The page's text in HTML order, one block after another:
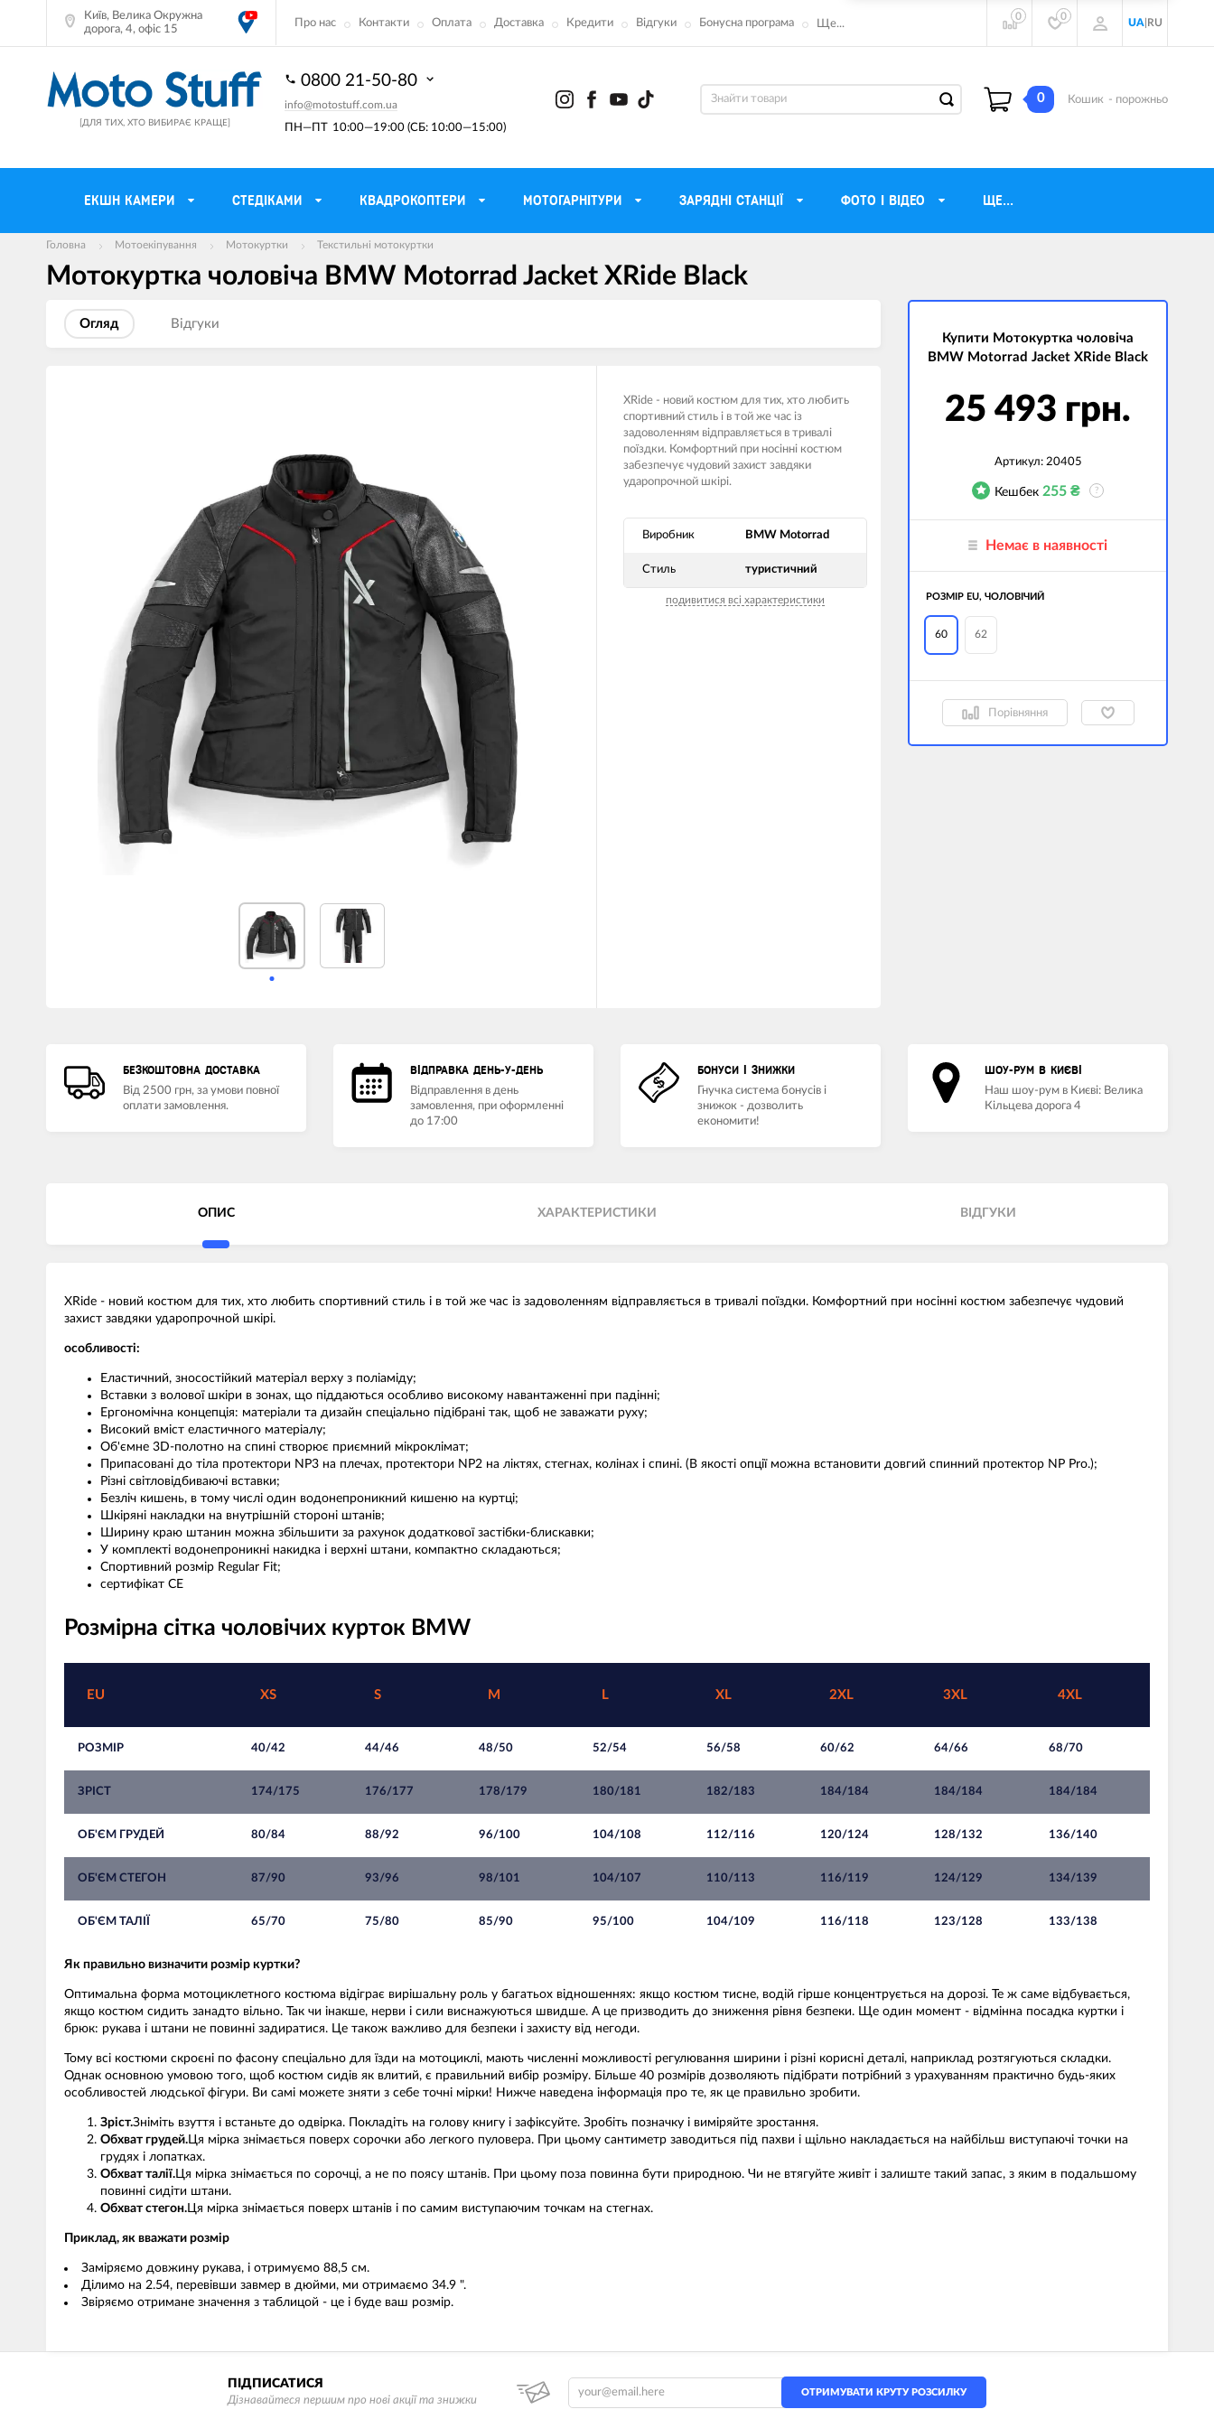
Київ, Велика Окружна
дорога, 4, офіс 15
Про нас Контакти Оплата Доставка Кредити Відгуки Бонусна програма Ще...
0 0
UA| RU
[ДЛЯ ТИХ, ХТО ВИБИРАЄ КРАЩЕ] ПН—ПТ 10:00—19:00 (СБ: 10:00—15:00)
0800 21-50-80
info@motostuff.com.ua 0 Кошик - порожньо
ЕКШН КАМЕРИ CТЕДІКАМИ КВАДРОКОПТЕРИ МОТОГАРНІТУРИ ЗАРЯДНІ СТАНЦІЇ ФОТО І ВІДЕО ЩЕ...
Мотошоломи
Мотокуртки
Термобілизна, балаклави,
Мотоекіпування ендуро
Функціональний одяг
Тримачі смартфону
Протиугінні системи мото
Мотодзеркала
Моторучки (гріпси)
Грузики керма
Мото сумки Wolfman для
Тубус для інструментів
Захист рук
Моторні масла для мотоцикла
Пропитки повітряного фільтра
Охолоджуюча рідина
Веб-камеры
Носимі гаджети
Рюкзаки та сумки
PowerBank (Зовнішні
акумулятори)
Інверторні генератори
Трехфазные генераторы
Авто GPS навігатори
Відеореєстратори
LED лампи головного світла
Диктофони та рекордери
Акустика
Головна Мотоекіпування Мотокуртки Текстильні мотокуртки
Мотокуртка чоловіча BMW Motorrad Jacket XRide Black
Огляд Вiдгуки
XRide - новий костюм для тих, хто любить
спортивний стиль і в той же час із
задоволенням відправляється в тривалі
поїздки. Комфортний при носінні костюм
забезпечує чудовий захист завдяки
ударопрочной шкірі.
Виробник BMW Motorrad
Стиль туристичний
подивитися всі характеристики
Купити Мотокуртка чоловіча
BMW Motorrad Jacket XRide Black
25 493 грн.
Артикул: 20405
Кешбек 255 ₴ ?
Немає в наявності
РОЗМІР EU, ЧОЛОВІЧИЙ
60 62
Порівняння
БЕЗКОШТОВНА ДОСТАВКА
Від 2500 грн, за умови повної
оплати замовлення.
ВІДПРАВКА ДЕНЬ-У-ДЕНЬ
Відправлення в день
замовлення, при оформленні
до 17:00
БОНУСИ І ЗНИЖКИ
Гнучка система бонусів і
знижок - дозволить
економити!
ШОУ-РУМ В КИЄВІ
Наш шоу-рум в Києві: Велика
Кільцева дорога 4
ОПИС ХАРАКТЕРИСТИКИ ВIДГУКИ
XRide - новий костюм для тих, хто любить спортивний стиль і в той же час із задоволенням відправляється в тривалі поїздки. Комфортний при носінні костюм забезпечує чудовий
захист завдяки ударопрочной шкірі.
особливості:
Еластичний, зносостійкий матеріал верху з поліаміду;
Вставки з волової шкіри в зонах, що піддаються особливо високому навантаженні при падінні;
Ергономічна концепція: матеріали та дизайн спеціально підібрані так, щоб не заважати руху;
Високий вміст еластичного матеріалу;
Об'ємне 3D-полотно на спині створює приємний мікроклімат;
Припасовані до тіла протектори NP3 на плечах, протектори NP2 на ліктях, стегнах, колінах і спині. (В якості опції можна встановити довгий спинний протектор NP Pro.);
Різні світловідбиваючі вставки;
Безліч кишень, в тому числі один водонепроникний кишеню на куртці;
Шкіряні накладки на внутрішній стороні штанів;
Ширину краю штанин можна збільшити за рахунок додаткової застібки-блискавки;
У комплекті водонепроникні накидка і верхні штани, компактно складаються;
Спортивний розмір Regular Fit;
сертифікат CE
Розмірна сітка чоловічих курток BMW
EU XS S M L XL 2XL 3XL 4XL
РОЗМІР 40/42 44/46 48/50 52/54 56/58 60/62 64/66 68/70
ЗРІСТ 174/175 176/177 178/179 180/181 182/183 184/184 184/184 184/184
ОБ'ЄМ ГРУДЕЙ 80/84 88/92 96/100 104/108 112/116 120/124 128/132 136/140
ОБ'ЄМ СТЕГОН 87/90 93/96 98/101 104/107 110/113 116/119 124/129 134/139
ОБ'ЄМ ТАЛІЇ 65/70 75/80 85/90 95/100 104/109 116/118 123/128 133/138
Як правильно визначити розмір куртки?
Оптимальна форма мотоциклетного костюма відіграє вирішальну роль у багатьох відношеннях: якщо костюм тисне, водій гірше концентрується на дорозі. Те ж саме відбувається,
якщо костюм сидить занадто вільно. Так чи інакше, нерви і сили виснажуються швидше. А це призводить до зниження рівня безпеки. Ще один момент - відмінна посадка куртки і
брюк: рукава і штани не повинні задиратися. Це також важливо для безпеки і захисту від негоди.
Тому всі костюми скроєні по фасону спеціально для їзди на мотоциклі, мають численні можливості регулювання ширини і різні корисні деталі, наприклад розтягуються складки.
Однак основною умовою того, щоб костюм сидів як влитий, є правильний вибір розміру. Більше 40 розмірів дозволяють підібрати потрібний з урахуванням практично будь-яких
особливостей людської фігури. Ви самі можете зняти з себе точні мірки! Нижче наведена інформація про те, як це правильно зробити.
Зріст.Зніміть взуття і встаньте до одвірка. Покладіть на голову книгу і зафіксуйте. Зробіть позначку і виміряйте зростання.
Обхват грудей. Ця мірка знімається поверх сорочки або легкого пуловера. При цьому сантиметр заводиться під пахви і щільно накладається на найбільш виступаючі точки на
грудях і лопатках.
Обхват талії. Ця мірка знімається по сорочці, а не по поясу штанів. При цьому поза повинна бути природною. Чи не втягуйте живіт і залиште такий запас, з яким в подальшому
повинні сидіти штани.
Обхват стегон. Ця мірка знімається поверх штанів і по самим виступаючим точкам на стегнах.
Приклад, як вважати розмір
Заміряємо довжину рукава, і отримуємо 88,5 см.
Ділимо на 2.54, перевівши завмер в дюйми, ми отримаємо 34.9 ".
Звіряємо отримане значення з таблицой - це і буде ваш розмір.
ПІДПИСАТИСЯ
Дізнавайтеся першим про нові акції та знижки
ОТРИМУВАТИ КРУТУ РОЗСИЛКУ